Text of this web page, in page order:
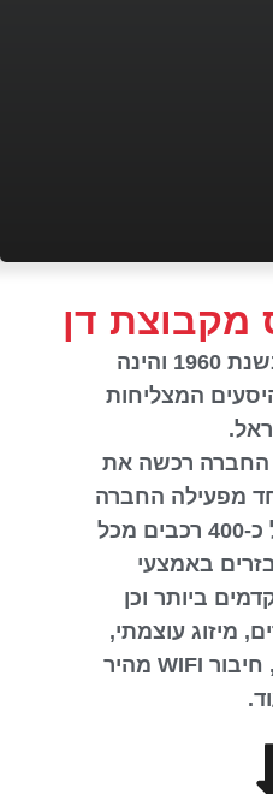
מקבוצת דן
החברה נוסדה בשנת 1960 והינה
המצליחות
החל משנת 2023 החברה רכשה את
מפעילה החברה
צי גדול ויוקרתי של כ-400 רכבים מכל
באמצעי
ביותר וכן
מיזוג עוצמתי,
נוחות מקסימלית, חיבור WIFI מהיר